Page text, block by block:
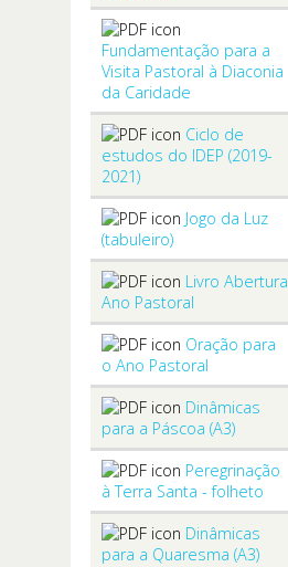
Fundamentação para a
Visita Pastoral à Diaconia
da Caridade
Ciclo de
estudos do IDEP (2019-
2021)
Jogo da Luz
(tabuleiro)
Livro Abertura
Ano Pastoral
Oração para
o Ano Pastoral
Dinâmicas
para a Páscoa (A3)
Peregrinação
à Terra Santa - folheto
Dinâmicas
para a Quaresma (A3)